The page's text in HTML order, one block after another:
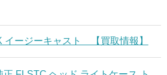
イージーキャスト 【買取情報】